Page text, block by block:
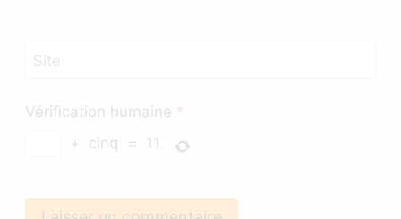
Site
Vérification humaine *
+
cinq = 11